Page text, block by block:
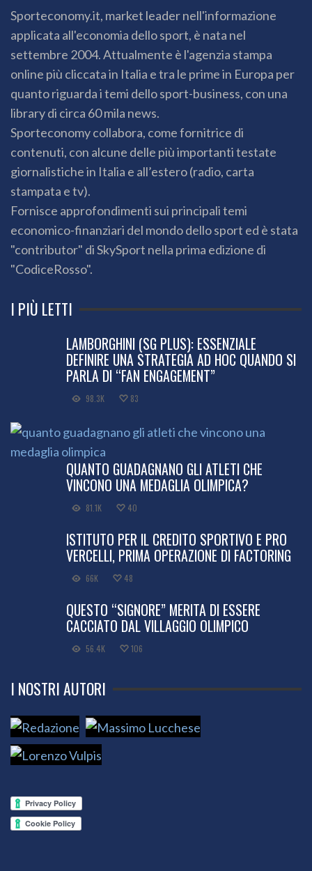
Sporteconomy.it, market leader nell'informazione
applicata all'economia dello sport, è nata nel
settembre 2004. Attualmente è l'agenzia stampa
online più cliccata in Italia e tra le prime in Europa per
quanto riguarda i temi dello sport-business, con una
library di circa 60 mila news.
Sporteconomy collabora, come fornitrice di
contenuti, con alcune delle più importanti testate
giornalistiche in Italia e all’estero (radio, carta
stampata e tv).
Fornisce approfondimenti sui principali temi
economico-finanziari del mondo dello sport ed è stata
"contributor" di SkySport nella prima edizione di
"CodiceRosso".
I PIÙ LETTI
LAMBORGHINI (SG PLUS): ESSENZIALE
DEFINIRE UNA STRATEGIA AD HOC QUANDO SI
PARLA DI “FAN ENGAGEMENT”
98.3K 83
QUANTO GUADAGNANO GLI ATLETI CHE
VINCONO UNA MEDAGLIA OLIMPICA?
81.1K 40
ISTITUTO PER IL CREDITO SPORTIVO E PRO
VERCELLI, PRIMA OPERAZIONE DI FACTORING
66K 48
QUESTO “SIGNORE” MERITA DI ESSERE
CACCIATO DAL VILLAGGIO OLIMPICO
56.4K 106
I NOSTRI AUTORI